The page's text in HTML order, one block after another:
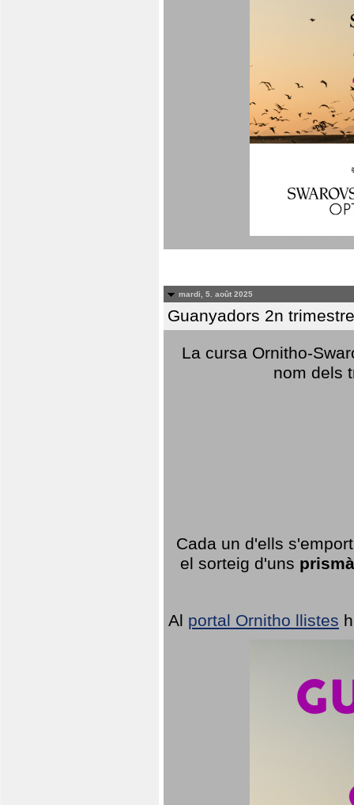
mardi, 5. août 2025
Guanyadors 2n
La cursa Ornitho-
nom dels
Cada un d'ells
el sorteig d'uns
Al portal Ornitho llistes